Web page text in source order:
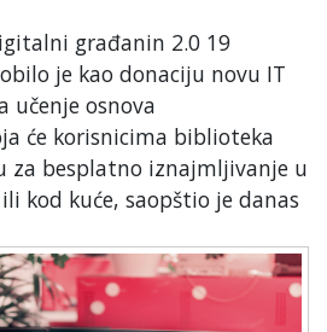
građanin 2.0 19
je kao donaciju novu IT
učenje osnova
će korisnicima biblioteka
za besplatno iznajmljivanje u
kod kuće, saopštio je danas